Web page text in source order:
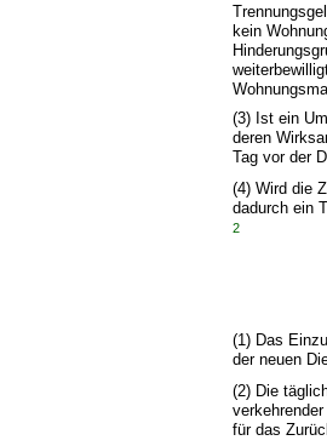
kein
(3) Ist ein
deren
Tag vor der
(4) Wird die
dadurch ein
2
(1) Das
der neuen
(2) Die
für das